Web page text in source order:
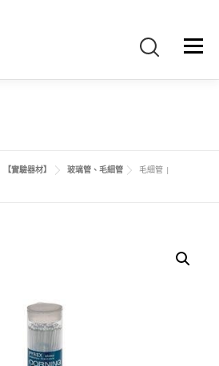
選單
詢價車、購物車/會員
【實驗器材】 玻璃管、毛細管
毛細管 |